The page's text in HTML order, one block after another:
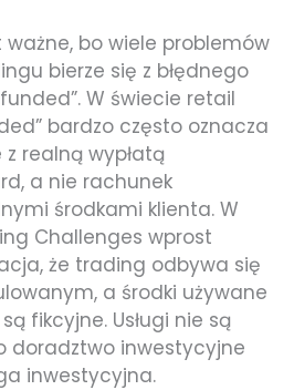
ważne, bo wiele problemów
bierze się z błędnego
W świecie retail
bardzo często oznacza
realną wypłatą
a nie rachunek
środkami klienta. W
Challenges wprost
że trading odbywa się
a środki używane
fikcyjne. Usługi nie są
doradztwo inwestycyjne
inwestycyjna.